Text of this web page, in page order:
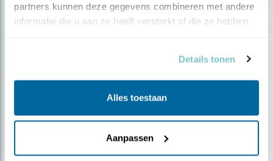
partners kunnen deze gegevens combineren met andere
informatie die u aan ze heeft verstrekt of die ze hebben
Details tonen
Alles toestaan
Aanpassen
Ontvang 5 x Vogels voor € 36,00 per jaar
Vogels is het tijdschrift voor onze leden, met